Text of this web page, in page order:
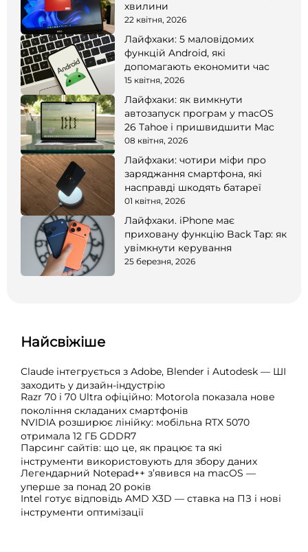
хвилини
22 квітня, 2026
Лайфхаки: 5 маловідомих
функцій Android, які
допомагають економити час
15 квітня, 2026
Лайфхаки: як вимкнути
автозапуск програм у macOS
26 Tahoe і пришвидшити Mac
08 квітня, 2026
Лайфхаки: чотири міфи про
заряджання смартфона, які
насправді шкодять батареї
01 квітня, 2026
Лайфхаки. iPhone має
приховану функцію Back Tap: як
увімкнути керування
25 березня, 2026
Найсвіжіше
Claude інтегрується з Adobe, Blender і Autodesk — ШІ
заходить у дизайн-індустрію
Razr 70 і 70 Ultra офіційно: Motorola показала нове
покоління складаних смартфонів
NVIDIA розширює лінійку: мобільна RTX 5070
отримала 12 ГБ GDDR7
Парсинг сайтів: що це, як працює та які
інструменти використовують для збору даних
Легендарний Notepad++ з’явився на macOS —
уперше за понад 20 років
Intel готує відповідь AMD X3D — ставка на ПЗ і нові
інструменти оптимізації